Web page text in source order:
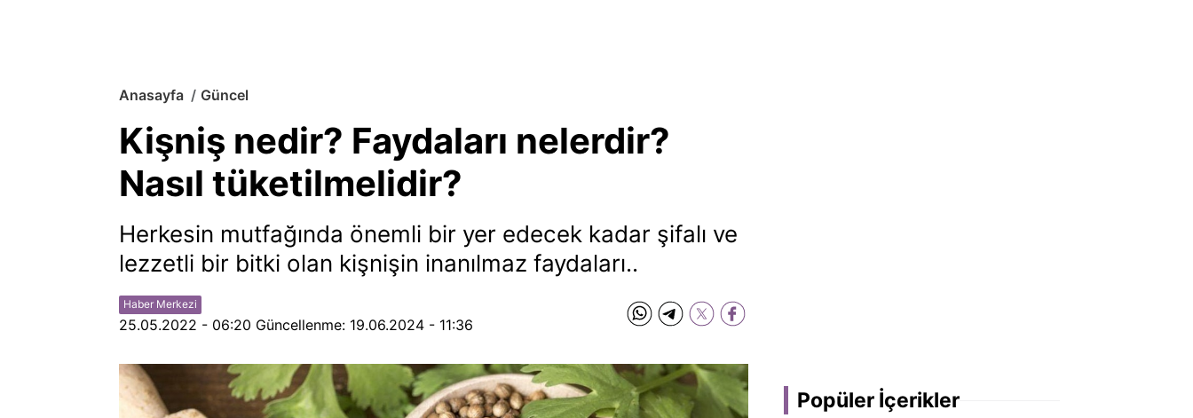
Anasayfa Güncel
Kişniş nedir? Faydaları nelerdir?
Nasıl tüketilmelidir?
Herkesin mutfağında önemli bir yer edecek kadar şifalı ve
lezzetli bir bitki olan kişnişin inanılmaz faydaları..
Haber Merkezi
25.05.2022 - 06:20 Güncellenme: 19.06.2024 - 11:36
Popüler İçerikler